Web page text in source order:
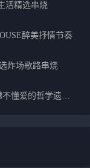
活精选串烧
醉美抒情节奏
炸场歌路串烧
全国粤语CLUB音乐送兄弟实录串烧融合越来越不懂爱的哲学遗憾专辑